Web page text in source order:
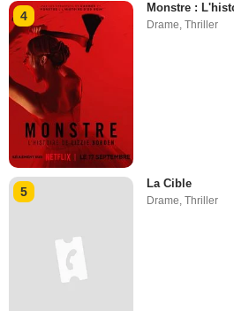
4
Monstre :
Drame,Thriller
5
La Cible
Drame ,Thriller